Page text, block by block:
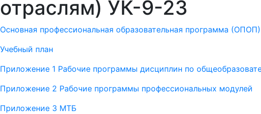
отраслям) УК-9-23
Основная профессиональная образовательная программа (ОПОП)
Учебный план
Приложение 1 Рабочие программы дисциплин по
Приложение 2 Рабочие программы профессиональных модулей
Приложение 3 МТБ